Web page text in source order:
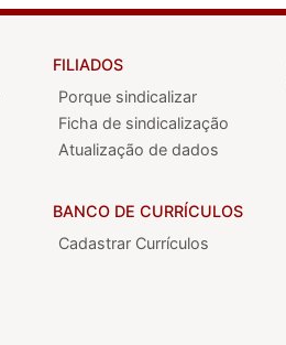
FILIADOS
Porque sindicalizar
Ficha de sindicalização
Atualização de dados
BANCO DE CURRÍCULOS
Cadastrar Currículos